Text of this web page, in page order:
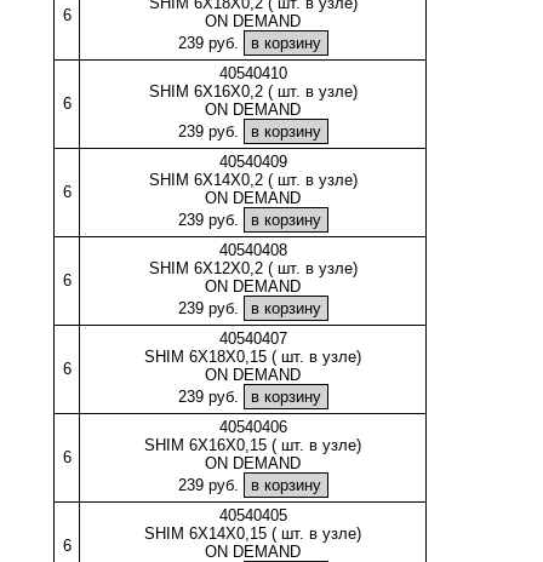
6
ON DEMAND
239 руб.
6
40540410
SHIM 6X16X0,2 ( шт. в узле)
ON DEMAND
239 руб.
6
40540409
SHIM 6X14X0,2 ( шт. в узле)
ON DEMAND
239 руб.
6
40540408
SHIM 6X12X0,2 ( шт. в узле)
ON DEMAND
239 руб.
6
40540407
SHIM 6X18X0,15 ( шт. в узле)
ON DEMAND
239 руб.
6
40540406
SHIM 6X16X0,15 ( шт. в узле)
ON DEMAND
239 руб.
6
40540405
SHIM 6X14X0,15 ( шт. в узле)
ON DEMAND